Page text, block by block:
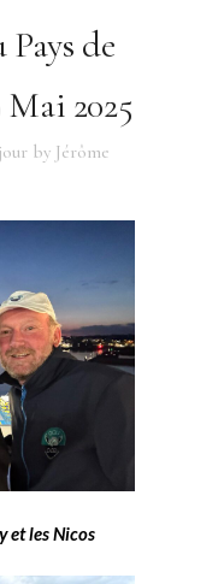
de
Mai 2025
by Jérôme
et les Nicos